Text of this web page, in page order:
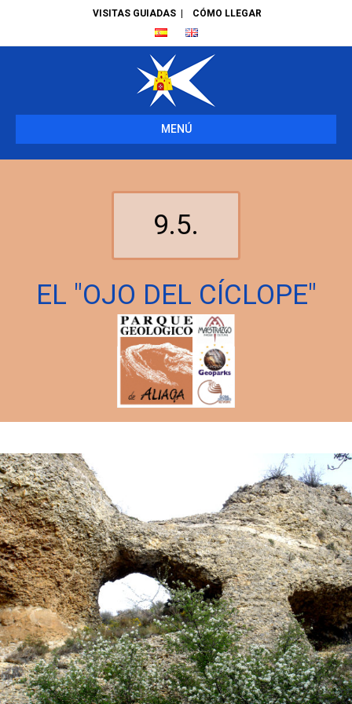
VISITAS GUIADAS CÓMO LLEGAR
MENÚ
9.5.
EL "OJO DEL CÍCLOPE"